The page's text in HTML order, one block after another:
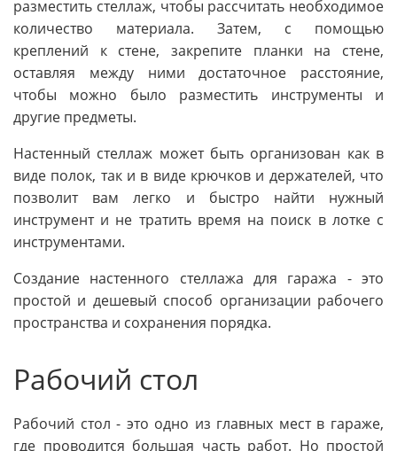
разместить стеллаж, чтобы рассчитать необходимое
количество материала. Затем, с помощью
креплений к стене, закрепите планки на стене,
оставляя между ними достаточное расстояние,
чтобы можно было разместить инструменты и
другие предметы.
Настенный стеллаж может быть организован как в
виде полок, так и в виде крючков и держателей, что
позволит вам легко и быстро найти нужный
инструмент и не тратить время на поиск в лотке с
инструментами.
Создание настенного стеллажа для гаража - это
простой и дешевый способ организации рабочего
пространства и сохранения порядка.
Рабочий стол
Рабочий стол - это одно из главных мест в гараже,
где проводится большая часть работ. Но простой